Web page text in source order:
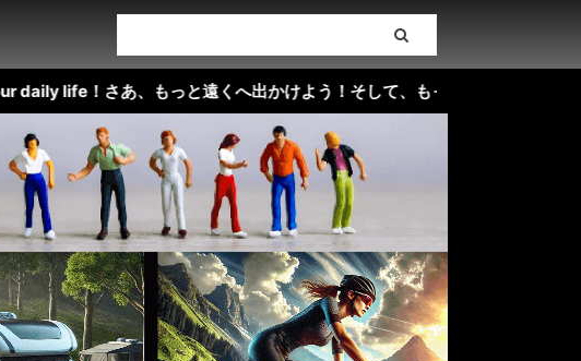
life！さあ、もっと遠くへ出かけよう！そして、もっと楽しく自分らしいラ